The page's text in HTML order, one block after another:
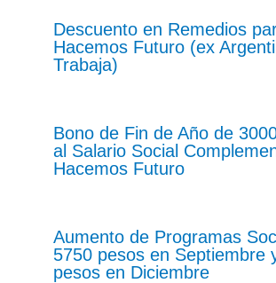
Descuento en Remedios
Hacemos Futuro (ex
Trabaja)
Bono de Fin de Año de
al Salario Social
Hacemos Futuro
Aumento de Programas
5750 pesos en Septiembre
pesos en Diciembre